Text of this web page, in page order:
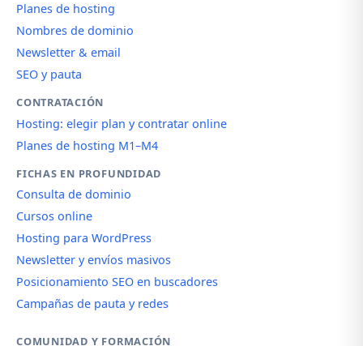
Planes de hosting
Nombres de dominio
Newsletter & email
SEO y pauta
CONTRATACIÓN
Hosting: elegir plan y contratar online
Planes de hosting M1–M4
FICHAS EN PROFUNDIDAD
Consulta de dominio
Cursos online
Hosting para WordPress
Newsletter y envíos masivos
Posicionamiento SEO en buscadores
Campañas de pauta y redes
COMUNIDAD Y FORMACIÓN